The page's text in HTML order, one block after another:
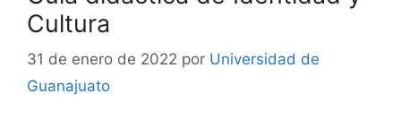
Cultura
31 de enero de 2022 por Universidad de
Guanajuato